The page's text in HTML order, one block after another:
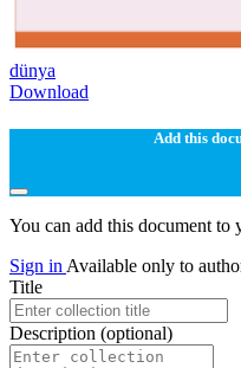
dünya
Download
Add this
You can add this document to
Sign in Available only to
Title
Description (optional)